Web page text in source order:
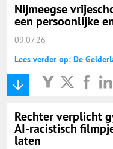
Nijmeegse
een persoonlijke
09.07.26
Lees verder op: De
Rechter verplicht
AI-racistisch
laten